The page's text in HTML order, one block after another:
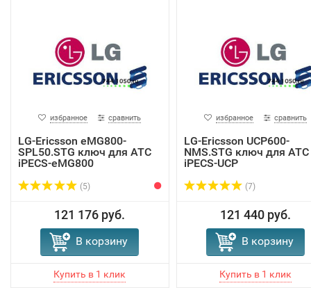
избранное сравнить
LG-Ericsson eMG800-
SPL50.STG ключ для АТС
iPECS-eMG800
(5)
121 176 руб.
В корзину
избранное сравнить
LG-Ericsson UCP600-
NMS.STG ключ для АТС
iPECS-UCP
(7)
121 440 руб.
В корзину